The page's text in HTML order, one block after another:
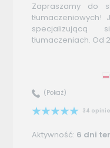
Zapraszamy do
tłumaczeniowych!
tłumaczeniach. Od
(Pokaż)
34 opinie
Aktywność: 6 dni